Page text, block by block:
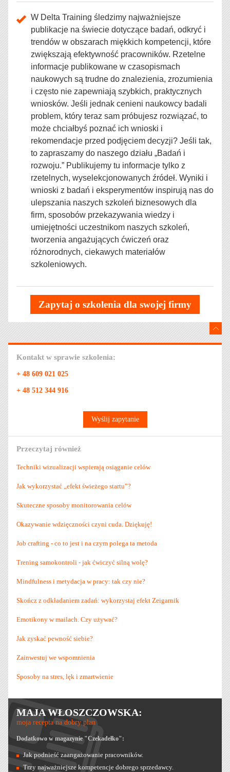
W Delta Training śledzimy najważniejsze
publikacje na świecie dotyczące badań, odkryć i
trendów w obszarach miękkich kompetencji, które
zwiększają efektywność pracowników. Rzetelne
informacje publikowane w czasopismach
naukowych są trudne do znalezienia, zrozumienia
i często nie zapewniają szybkich, praktycznych
wniosków. Jeśli jednak cenieni naukowcy badali
problem, który teraz sam próbujesz rozwiązać, to
może chciałbyś poznać ich wnioski i
rekomendacje przed podjęciem decyzji? Jeśli tak,
to zapraszamy do naszego działu „Badań i
rozwoju.” Publikujemy tu informacje tylko z
rzetelnych, wyselekcjonowanych źródeł. Wyniki i
wnioski z badań i eksperymentów inspirują nas do
ulepszania naszych szkoleń biznesowych dla
firm, sposobów przekazywania wiedzy i
umiejętności uczestnikom naszych szkoleń,
tworzenia angażujących ćwiczeń oraz
różnorodnych, ciekawych materiałów
szkoleniowych.
Zapytaj o szkolenia dla swojej firmy
Kontakt w sprawie szkolenia:
+ 48 609 021 025
+ 48 512 344 916
Wyślij zapytanie
Przeczytaj również
Techniki wizualizacji wspierają osiąganie celów
Jak wykorzystać „efekt świeżego startu”?
Skuteczne sposoby monitorowania celów
Okazywanie wdzięczności czyni cuda. Dziękuję!
Job crafting - co to jest i na czym polega ta metoda
Trening samokontroli - jak ćwiczyć silną wolę?
Mindfulness i metydacja w pracy: tak czy nie?
Skończ z odkładaniem zadań: wykorzystaj efekt Zeigarnik
Emotikony w mailach. Czy używać?
Jak zyskać pewność siebie?
Zainwestuj we wspomnienia
Sposoby na stres, lęk i zmartwienie
MAJA WŁOSZCZOWSKA:
moja recepta na dobry plan
Dodatkowo w magazynie "Czekadełko":
Jak podnieść zaangażowanie pracowników.
Trzy najważniejsze kompetencje dobrego sprzedawcy.